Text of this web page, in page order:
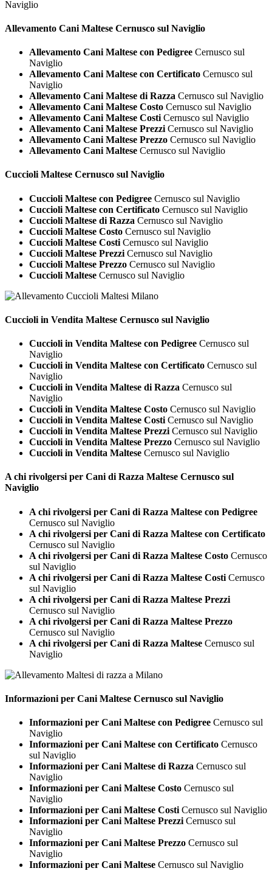
Naviglio
Allevamento Cani Maltese Cernusco sul Naviglio
Allevamento Cani Maltese con Pedigree Cernusco sul
Naviglio
Allevamento Cani Maltese con Certificato Cernusco sul
Naviglio
Allevamento Cani Maltese di Razza Cernusco sul Naviglio
Allevamento Cani Maltese Costo Cernusco sul Naviglio
Allevamento Cani Maltese Costi Cernusco sul Naviglio
Allevamento Cani Maltese Prezzi Cernusco sul Naviglio
Allevamento Cani Maltese Prezzo Cernusco sul Naviglio
Allevamento Cani Maltese Cernusco sul Naviglio
Cuccioli Maltese Cernusco sul Naviglio
Cuccioli Maltese con Pedigree Cernusco sul Naviglio
Cuccioli Maltese con Certificato Cernusco sul Naviglio
Cuccioli Maltese di Razza Cernusco sul Naviglio
Cuccioli Maltese Costo Cernusco sul Naviglio
Cuccioli Maltese Costi Cernusco sul Naviglio
Cuccioli Maltese Prezzi Cernusco sul Naviglio
Cuccioli Maltese Prezzo Cernusco sul Naviglio
Cuccioli Maltese Cernusco sul Naviglio
Cuccioli in Vendita Maltese Cernusco sul Naviglio
Cuccioli in Vendita Maltese con Pedigree Cernusco sul
Naviglio
Cuccioli in Vendita Maltese con Certificato Cernusco sul
Naviglio
Cuccioli in Vendita Maltese di Razza Cernusco sul
Naviglio
Cuccioli in Vendita Maltese Costo Cernusco sul Naviglio
Cuccioli in Vendita Maltese Costi Cernusco sul Naviglio
Cuccioli in Vendita Maltese Prezzi Cernusco sul Naviglio
Cuccioli in Vendita Maltese Prezzo Cernusco sul Naviglio
Cuccioli in Vendita Maltese Cernusco sul Naviglio
A chi rivolgersi per Cani di Razza Maltese Cernusco sul
Naviglio
A chi rivolgersi per Cani di Razza Maltese con Pedigree
Cernusco sul Naviglio
A chi rivolgersi per Cani di Razza Maltese con Certificato
Cernusco sul Naviglio
A chi rivolgersi per Cani di Razza Maltese Costo Cernusco
sul Naviglio
A chi rivolgersi per Cani di Razza Maltese Costi Cernusco
sul Naviglio
A chi rivolgersi per Cani di Razza Maltese Prezzi
Cernusco sul Naviglio
A chi rivolgersi per Cani di Razza Maltese Prezzo
Cernusco sul Naviglio
A chi rivolgersi per Cani di Razza Maltese Cernusco sul
Naviglio
Informazioni per Cani Maltese Cernusco sul Naviglio
Informazioni per Cani Maltese con Pedigree Cernusco sul
Naviglio
Informazioni per Cani Maltese con Certificato Cernusco
sul Naviglio
Informazioni per Cani Maltese di Razza Cernusco sul
Naviglio
Informazioni per Cani Maltese Costo Cernusco sul
Naviglio
Informazioni per Cani Maltese Costi Cernusco sul Naviglio
Informazioni per Cani Maltese Prezzi Cernusco sul
Naviglio
Informazioni per Cani Maltese Prezzo Cernusco sul
Naviglio
Informazioni per Cani Maltese Cernusco sul Naviglio